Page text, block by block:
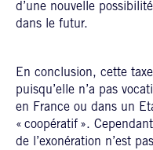
d’une nouvelle
dans le futur.
En conclusion, cette
puisqu’elle n’a pas
en France ou dans un
« coopératif ».
de l’exonération n’est